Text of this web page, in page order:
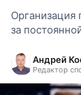
Организация
за
Андрей
Редактор